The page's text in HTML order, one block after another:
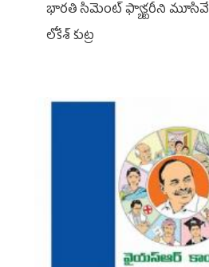
భారతి సిమెంట్ ఫ్యాక్టరీని
లోకేశ్ కుట్ర